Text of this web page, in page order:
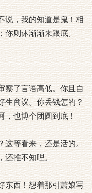
说，我的知道是鬼！相
你则休渐渐来跟底。
察了言语高低。你且自
生商议。你丢钱怎的？
，也博个团圆到底！
这等看来，还是活的。
还推不知哩。
东西！想着那引萧娘写